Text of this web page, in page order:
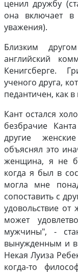
ценил дружбу
она включает
уважения).
Близким
английский
Кенигсберге.
ученого друга,
педантичен, как
Кант остался
безбрачие
другие
объяснял это
женщина, я не
когда я был в
могла мне
сопоставить с
удовольствие
может
мужчины", -
вынужденным и в
Некая Луиза
когда-то